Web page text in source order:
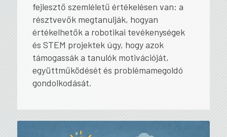
fejlesztő szemléletű értékelésen van: a
résztvevők megtanulják, hogyan
értékelhetők a robotikai tevékenységek
és STEM projektek úgy, hogy azok
támogassák a tanulók motivációját,
együttműködését és problémamegoldó
gondolkodását.